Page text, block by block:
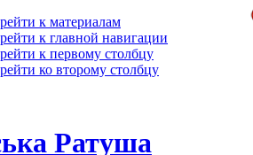
к материалам
к главной навигации
к первому столбцу
ко второму столбцу
Ратуша